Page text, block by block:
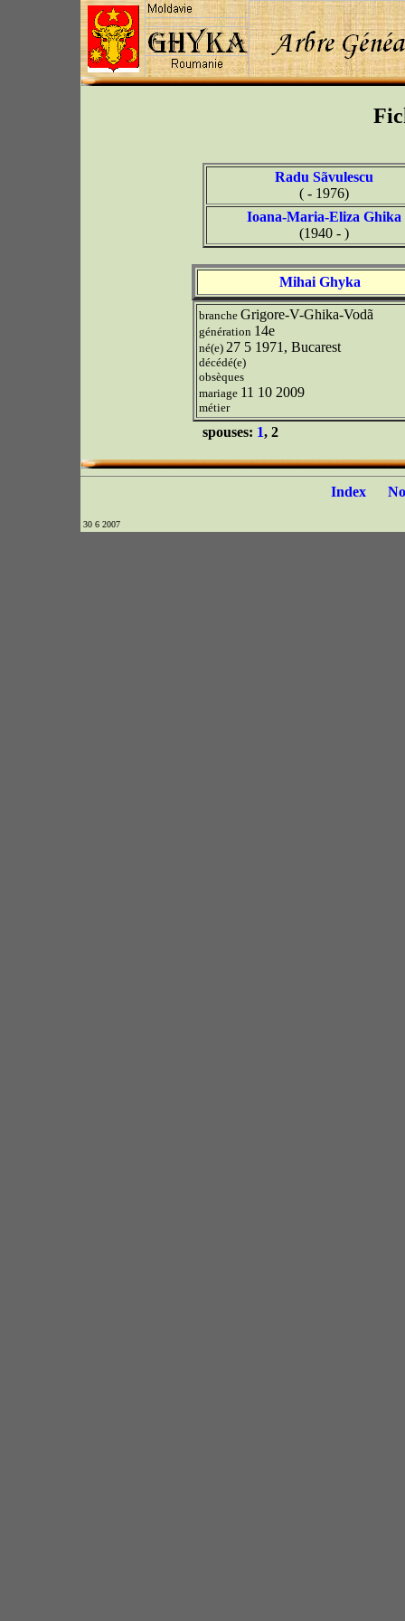
Radu Sãvulescu
( - 1976)
Ioana-Maria-Eliza Ghika
(1940 - )
Mihai Ghyka
branche Grigore-V-Ghika-Vodã
génération 14e
né(e) 27 5 1971, Bucarest
décédé(e)
obsèques
mariage 11 10 2009
métier
spouses: 1, 2
Index
30 6 2007